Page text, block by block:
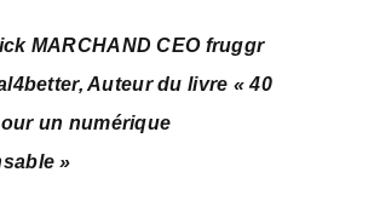
MARCHAND CEO fruggr
Auteur du livre « 40
un numérique
»